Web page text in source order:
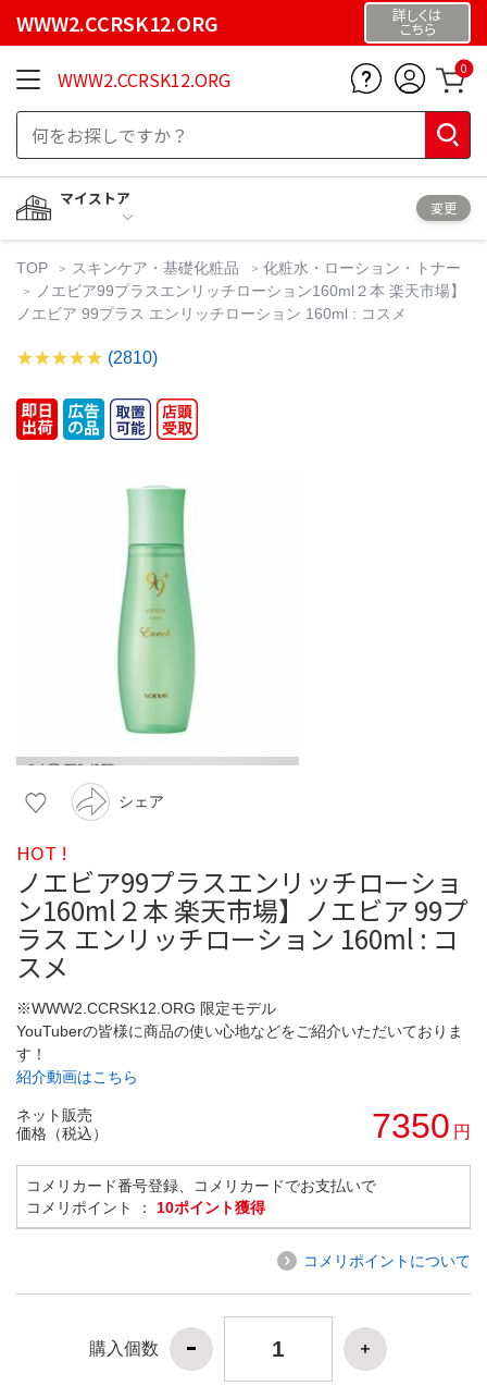
WWW2.CCRSK12.ORG 詳しくは
こちら
WWW2.CCRSK12.ORG 0
マイストア
変更
TOP スキンケア・基礎化粧品
化粧水・ローション・トナー
ノエビア99プラスエンリッチローション160ml２本 楽天市場】
ノエビア 99プラス エンリッチローション 160ml : コスメ
(2810)
シェア
HOT !
ノエビア99プラスエンリッチローショ
ン160ml２本 楽天市場】ノエビア 99プ
ラス エンリッチローション 160ml : コ
スメ
※WWW2.CCRSK12.ORG 限定モデル
YouTuberの皆様に商品の使い心地などをご紹介いただいておりま
す！
紹介動画はこちら
ネット販売
価格（税込）
7350 円
コメリカード番号登録、コメリカードでお支払いで
コメリポイント ： 10ポイント獲得
コメリポイントについて
購入個数